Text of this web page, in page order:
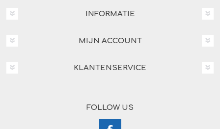
INFORMATIE
MIJN ACCOUNT
KLANTENSERVICE
FOLLOW US